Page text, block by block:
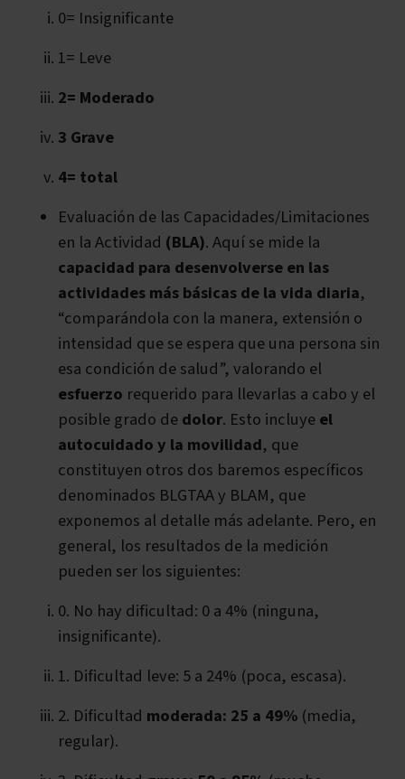
0= Insignificante
1= Leve
2= Moderado
3 Grave
4= total
Evaluación de las Capacidades/Limitaciones
en la Actividad (BLA). Aquí se mide la
capacidad para desenvolverse en las
actividades más básicas de la vida diaria,
“comparándola con la manera, extensión o
intensidad que se espera que una persona sin
esa condición de salud”, valorando el
esfuerzo requerido para llevarlas a cabo y el
posible grado dedolor. Esto incluyeel
autocuidado y la movilidad, que
constituyen otros dos baremos específicos
denominados BLGTAA y BLAM, que
exponemos al detalle más adelante. Pero, en
general, los resultados de la medición
pueden ser los siguientes:
0. No hay dificultad: 0 a 4% (ninguna,
insignificante).
1. Dificultad leve: 5 a 24% (poca, escasa).
2. Dificultad moderada: 25 a 49% (media,
regular).